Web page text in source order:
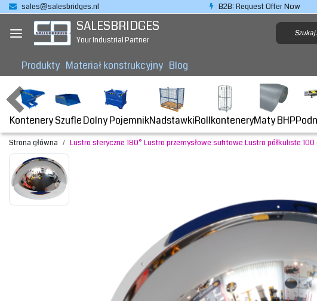
sales@salesbridges.nl B2B: Request Offer Now
SALESBRIDGES
Your Industrial Partner
Produkty Materiał konstrukcyjny Blog
KontenerySzufleDolny PojemnikNadstawkiRollkonteneryMaty BHP
Strona główna Lustro sferyczne 180° Lustro przemysłowe sufitowe Lustro półkuliste 100